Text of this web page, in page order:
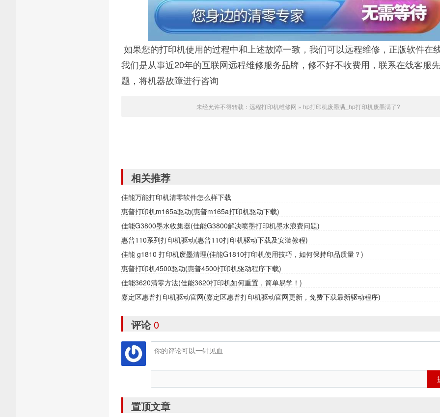
如果您的打印机使用的过程中和上述故障一致，我们可以远程维修，正版软件在
我们是从事近20年的互联网远程维修服务品牌，修不好不收费用，联系在线客服
题，将机器故障进行咨询
未经允许不得转载： 远程打印机维修网 » hp打印机废墨满_hp打印机废墨满了?
相关推荐
佳能万能打印机清零软件怎么样下载
惠普打印机m165a驱动(惠普m165a打印机驱动下载)
佳能G3800墨水收集器(佳能G3800解决喷墨打印机墨水浪费问题)
惠普110系列打印机驱动(惠普110打印机驱动下载及安装教程)
佳能 g1810 打印机废墨清理(佳能G1810打印机使用技巧，如何保持印品质量？)
惠普打印机4500驱动(惠普4500打印机驱动程序下载)
佳能3620清零方法(佳能3620打印机如何重置，简单易学！)
嘉定区惠普打印机驱动官网(嘉定区惠普打印机驱动官网更新，免费下载最新驱动程序)
评论 0
置顶文章